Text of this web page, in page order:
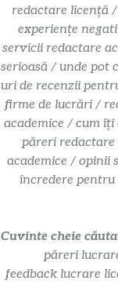
redactare licență
experiențe
servicii redactare
serioasă / unde pot
uri de recenzii
firme de lucrări /
academice / cum
păreri
academice / opinii
încredere
Cuvinte cheie
păreri
feedback lucrare